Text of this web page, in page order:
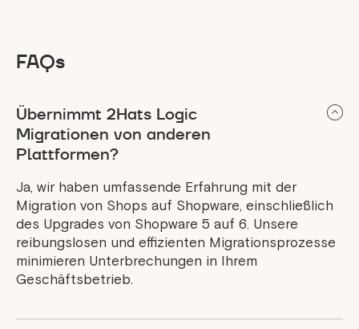
FAQs
Übernimmt 2Hats Logic
Migrationen von anderen
Plattformen?
Ja, wir haben umfassende Erfahrung mit der
Migration von Shops auf Shopware, einschließlich
des Upgrades von Shopware 5 auf 6. Unsere
reibungslosen und effizienten Migrationsprozesse
minimieren Unterbrechungen in Ihrem
Geschäftsbetrieb.